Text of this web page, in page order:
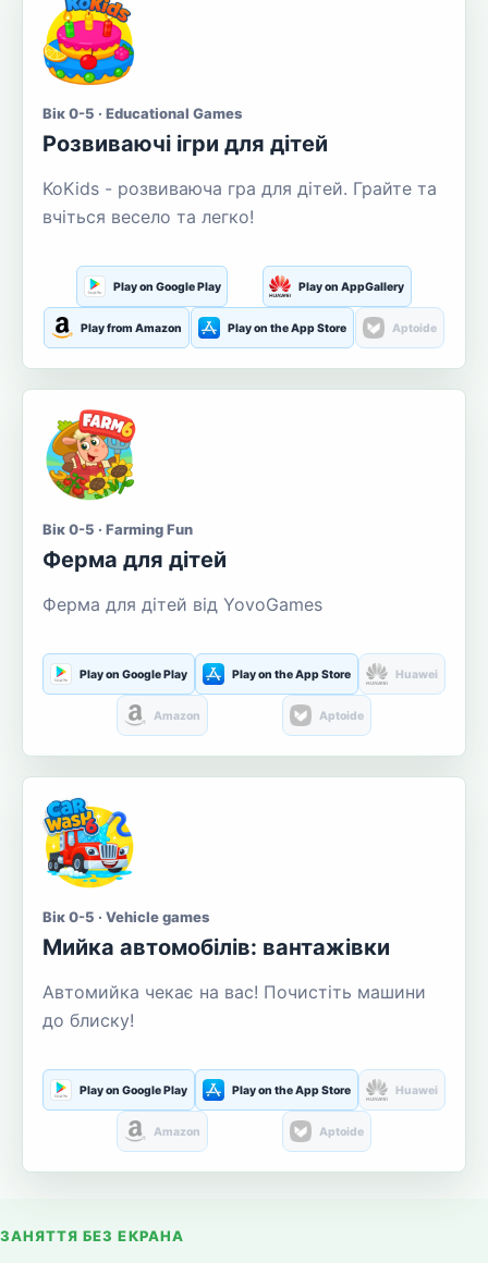
Вік 0-5 · Educational Games
Розвиваючі ігри для дітей
KoKids - розвиваюча гра для дітей. Грайте та
вчіться весело та легко!
Play on Google Play Play on AppGallery
Play from Amazon Play on the App Store Aptoide
Вік 0-5 · Farming Fun
Ферма для дітей
Ферма для дітей від YovoGames
Play on Google Play Play on the App Store Huawei
Amazon Aptoide
Вік 0-5 · Vehicle games
Мийка автомобілів: вантажівки
Автомийка чекає на вас! Почистіть машини
до блиску!
Play on Google Play Play on the App Store Huawei
Amazon Aptoide
ЗАНЯТТЯ БЕЗ ЕКРАНА